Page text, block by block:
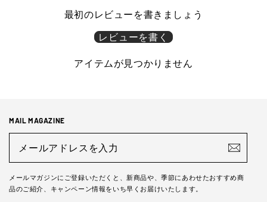
最初のレビューを書きましょう
レビューを書く
アイテムが見つかりません
MAIL MAGAZINE
ア
レ
ス
メールマガジンにご登録いただくと、新商品や、季節にあわせたおすすめ商
品のご紹介、キャンペーン情報をいち早くお届けいたします。